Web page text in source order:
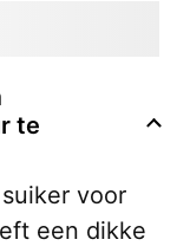
te
voor
een dikke